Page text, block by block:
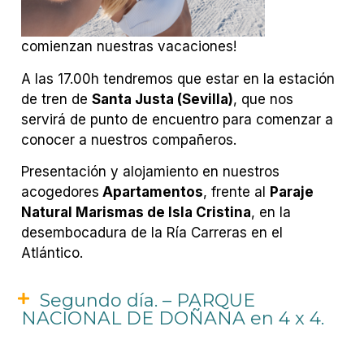
comienzan nuestras vacaciones!
A las 17.00h tendremos que estar en la estación
de tren deSanta Justa (Sevilla), que nos
servirá de punto de encuentro para comenzar a
conocer a nuestros compañeros.
Presentación y alojamiento en nuestros
acogedores Apartamentos, frente al
Paraje
Natural Marismas de Isla Cristina, en la
desembocadura de la Ría Carreras en el
Atlántico.
Segundo día. – PARQUE
NACIONAL DE DOÑANA en 4 x 4.